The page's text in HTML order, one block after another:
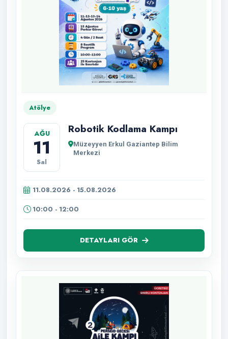
Atölye
AĞU
11
Sal
Robotik Kodlama Kampı
Müzeyyen Erkul Gaziantep Bilim
Merkezi
11.08.2026 - 15.08.2026
10:00 - 12:00
DETAYLARI GÖR